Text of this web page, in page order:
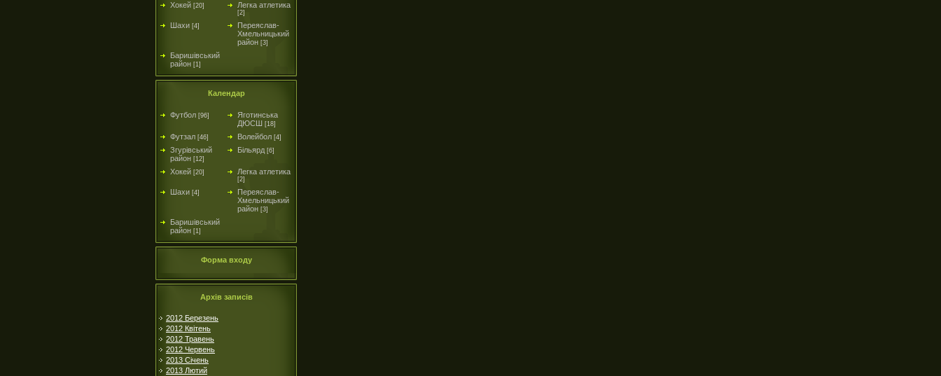
Хокей [20] Легка атлетика
[2]
Шахи [4]
Переяслав-
Хмельницький
район [3]
Баришівський
район [1]
Календар
Футбол [96]
Яготинська
ДЮСШ [18]
Футзал [46] Волейбол [4]
Згурівський
район [12]
Більярд [6]
Хокей [20] Легка атлетика
[2]
Шахи [4]
Переяслав-
Хмельницький
район [3]
Баришівський
район [1]
Форма входу
Архів записів
2012 Березень
2012 Квітень
2012 Травень
2012 Червень
2013 Січень
2013 Лютий